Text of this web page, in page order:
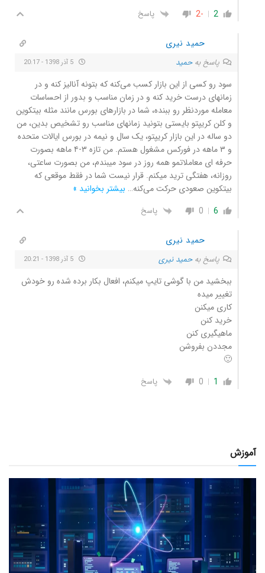
2
-2 پاسخ
حمید نیری
پاسخ بهحمید
سود رو کسی از این بازار کسب می‌کنه که بتونه آنالیز کنه و در
زمانهای درست خرید کنه و در زمان مناسب و بدور از احساسات
معامله موردنظر رو ببنده، شما در بازارهای بورس مانند مثله بیتکوین
و کلن کریپتو بایستی بتونید زمانهای مناسب رو تشخیص بدین، من
دو ساله در این بازار کریپتو، یک سال و نیمه در بورس ایالات متحده
و ۳ ماهه در فورکس مشغول هستم. من تازه ۳-۴ ماهه بصورت
حرفه ای معاملاتمو همه روز در سود میبندم، من بصورت ساعتی،
روزانه، هفتگی ترید میکنم. قرار نیست شما در فقط موقعی که
بیتکوین صعودی حرکت می‌کنه… بیشتر بخوانید »
6
0 پاسخ
حمید نیری
پاسخ بهحمید نیری
ببخشید من با گوشی تایپ میکنم، افعال بکار برده شده رو خودش
تغییر میده
کاری میکنن
خرید کنن
ماهیگیری کنن
مجددن بفروشن
🙂
1
0 پاسخ
آموزش